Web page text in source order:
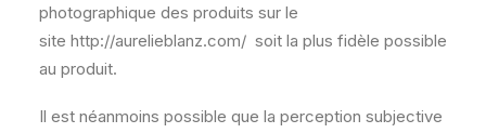
photographique des produits sur le
site http://aurelieblanz.com/ soit la plus fidèle possible
au produit.
Il est néanmoins possible que la perception subjective